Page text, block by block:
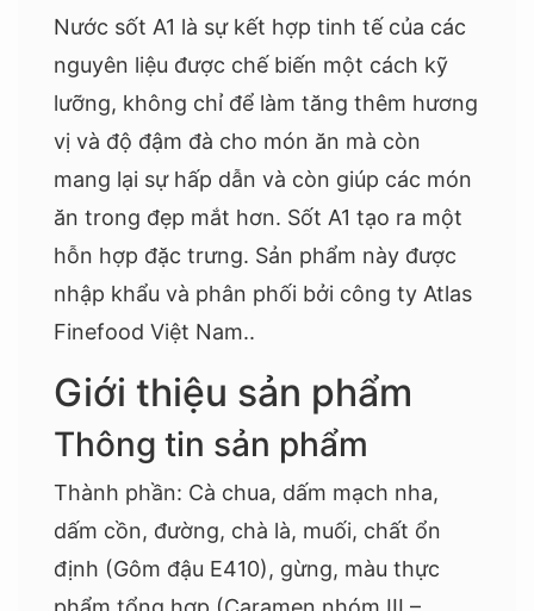
Nước sốt A1 là sự kết hợp tinh tế của các
nguyên liệu được chế biến một cách kỹ
lưỡng, không chỉ để làm tăng thêm hương
vị và độ đậm đà cho món ăn mà còn
mang lại sự hấp dẫn và còn giúp các món
ăn trong đẹp mắt hơn. Sốt A1 tạo ra một
hỗn hợp đặc trưng. Sản phẩm này được
nhập khẩu và phân phối bởi công ty Atlas
Finefood Việt Nam..
Giới thiệu sản phẩm
Thông tin sản phẩm
Thành phần: Cà chua, dấm mạch nha,
dấm cồn, đường, chà là, muối, chất ổn
định (Gôm đậu E410), gừng, màu thực